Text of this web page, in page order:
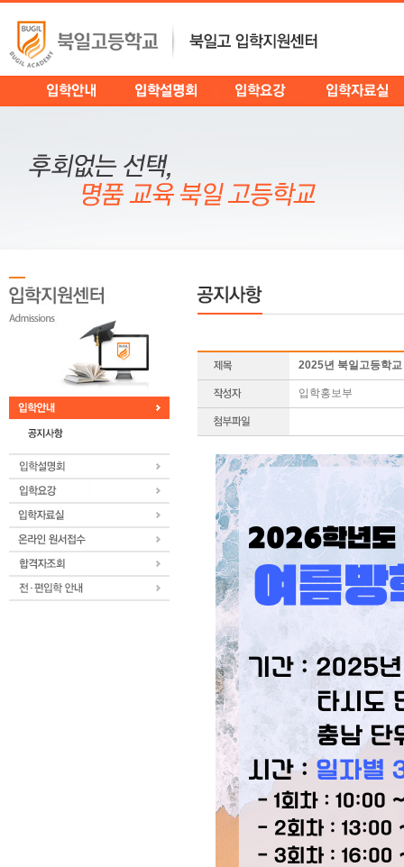
2025년 북일고등학
입학홍보부